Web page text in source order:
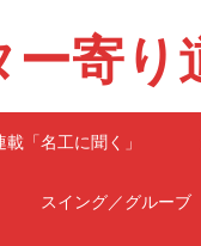
寄り
載「名工に聞く」
スイング／グルーブ